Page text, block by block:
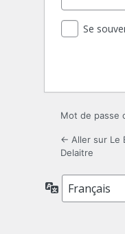
Se
Mot de passe
← Aller sur Le
Delaitre
Langue